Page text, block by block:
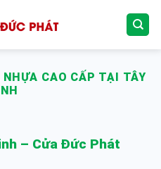
NHỰA CAO CẤP TẠI TÂY
– Cửa Đức Phát